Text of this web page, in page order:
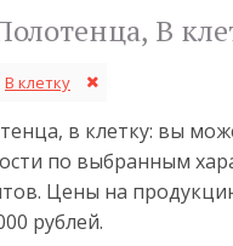
Полотенца, В
В клетку
в клетку: вы
по выбранным
Цены на
рублей.